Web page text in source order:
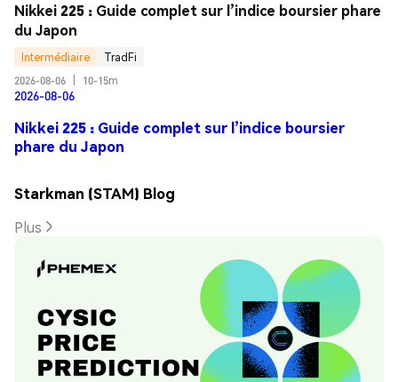
Nikkei 225 : Guide complet sur l’indice boursier phare
du Japon
Intermédiaire
TradFi
2026-08-06
10-15m
2026-08-06
Nikkei 225 : Guide complet sur l’indice boursier
phare du Japon
Starkman (STAM) Blog
Plus